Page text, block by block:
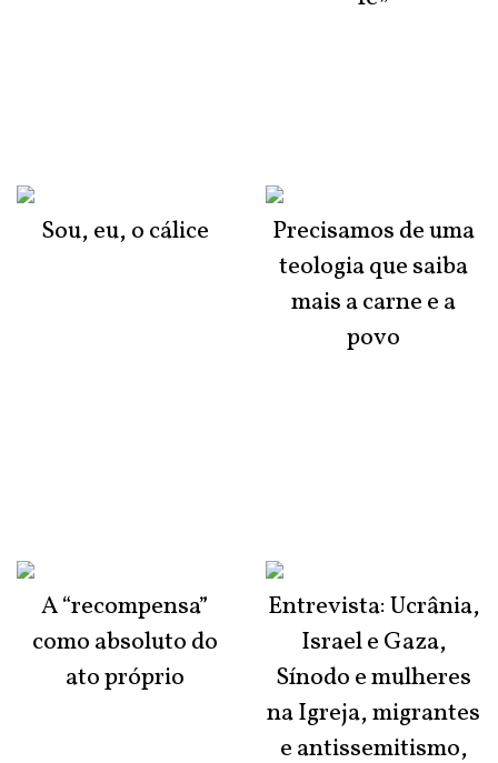
Sou, eu, o cálice
A “recompensa”
como absoluto do
ato próprio
Precisamos de uma
teologia que saiba
mais a carne e a
povo
Entrevista: Ucrânia,
Israel e Gaza,
Sínodo e mulheres
na Igreja, migrantes
e antissemitismo,